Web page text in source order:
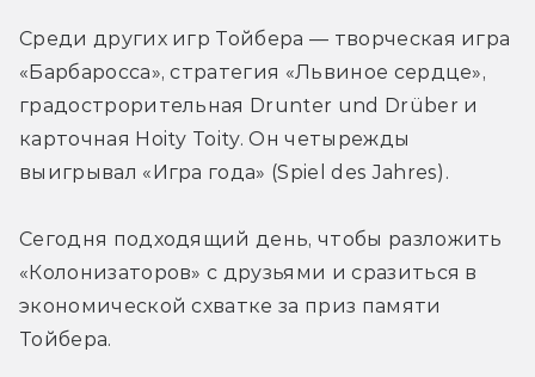
Среди других игр Тойбера — творческая игра
«Барбаросса», стратегия «Львиное сердце»,
градострорительная Drunter und Drüber и
карточная Hoity Toity. Он четырежды
выигрывал «Игра года» (Spiel des Jahres).
Сегодня подходящий день, чтобы разложить
«Колонизаторов» с друзьями и сразиться в
экономической схватке за приз памяти
Тойбера.